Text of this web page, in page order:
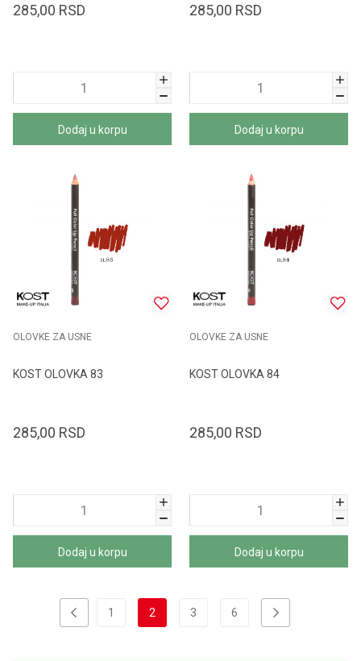
285,00 RSD
Dodaj u korpu
285,00 RSD
Dodaj u korpu
OLOVKE ZA USNE
KOST OLOVKA 83
285,00 RSD
Dodaj u korpu
OLOVKE ZA USNE
KOST OLOVKA 84
285,00 RSD
Dodaj u korpu
1 2 3 6